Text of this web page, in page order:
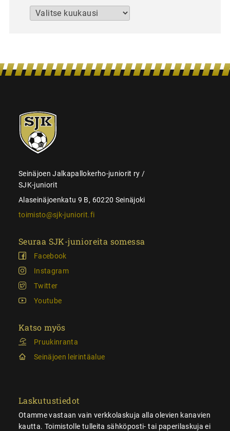
Arkistot
SJK-
juniorit
Seinäjoen Jalkapallokerho-juniorit ry /
SJK-juniorit
Alaseinäjoenkatu 9 B, 60220 Seinäjoki
toimisto@sjk-juniorit.fi
Seuraa SJK-junioreita somessa
Facebook
Instagram
Twitter
Youtube
Katso myös
Pruukinranta
Seinäjoen leirintäalue
Laskutustiedot
Otamme vastaan vain verkkolaskuja alla olevien kanavien
kautta. Toimistolle tulleita sähköposti- tai paperilaskuja ei